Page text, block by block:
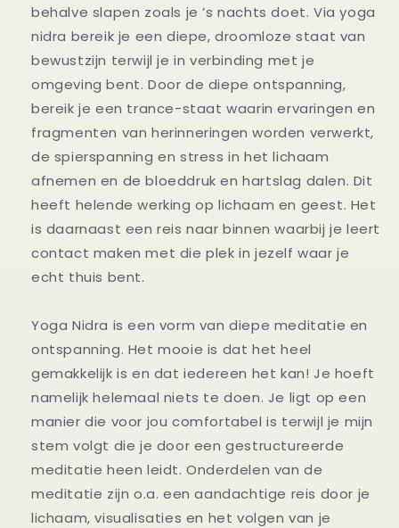
behalve slapen zoals je ’s nachts doet. Via yoga
nidra bereik je een diepe, droomloze staat van
bewustzijn terwijl je in verbinding met je
omgeving bent. Door de diepe ontspanning,
bereik je een trance-staat waarin ervaringen en
fragmenten van herinneringen worden verwerkt,
de spierspanning en stress in het lichaam
afnemen en de bloeddruk en hartslag dalen. Dit
heeft helende werking op lichaam en geest. Het
is daarnaast een reis naar binnen waarbij je leert
contact maken met die plek in jezelf waar je
echt thuis bent.
Yoga Nidra is een vorm van diepe meditatie en
ontspanning. Het mooie is dat het heel
gemakkelijk is en dat iedereen het kan! Je hoeft
namelijk helemaal niets te doen. Je ligt op een
manier die voor jou comfortabel is terwijl je mijn
stem volgt die je door een gestructureerde
meditatie heen leidt. Onderdelen van de
meditatie zijn o.a. een aandachtige reis door je
lichaam, visualisaties en het volgen van je